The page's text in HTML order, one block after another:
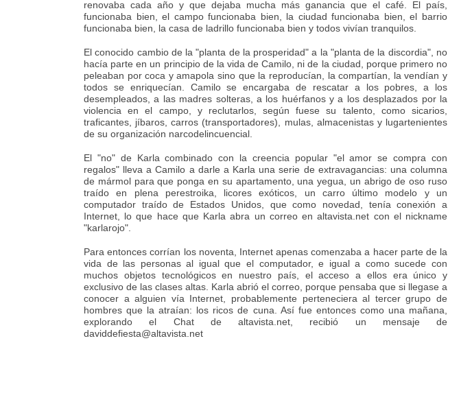
renovaba cada año y que dejaba mucha más ganancia que el café. El país,
funcionaba bien, el campo funcionaba bien, la ciudad funcionaba bien, el barrio
funcionaba bien, la casa de ladrillo funcionaba bien y todos vivían tranquilos.
El conocido cambio de la "planta de la prosperidad" a la "planta de la discordia", no
hacía parte en un principio de la vida de Camilo, ni de la ciudad, porque primero no
peleaban por coca y amapola sino que la reproducían, la compartían, la vendían y
todos se enriquecían. Camilo se encargaba de rescatar a los pobres, a los
desempleados, a las madres solteras, a los huérfanos y a los desplazados por la
violencia en el campo, y reclutarlos, según fuese su talento, como sicarios,
traficantes, jíbaros, carros (transportadores), mulas, almacenistas y lugartenientes
de su organización narcodelincuencial.
El "no" de Karla combinado con la creencia popular "el amor se compra con
regalos" lleva a Camilo a darle a Karla una serie de extravagancias: una columna
de mármol para que ponga en su apartamento, una yegua, un abrigo de oso ruso
traído en plena perestroika, licores exóticos, un carro último modelo y un
computador traído de Estados Unidos, que como novedad, tenía conexión a
Internet, lo que hace que Karla abra un correo en altavista.net con el nickname
"karlarojo".
Para entonces corrían los noventa, Internet apenas comenzaba a hacer parte de la
vida de las personas al igual que el computador, e igual a como sucede con
muchos objetos tecnológicos en nuestro país, el acceso a ellos era único y
exclusivo de las clases altas. Karla abrió el correo, porque pensaba que si llegase a
conocer a alguien vía Internet, probablemente perteneciera al tercer grupo de
hombres que la atraían: los ricos de cuna. Así fue entonces como una mañana,
explorando el Chat de altavista.net, recibió un mensaje de
daviddefiesta@altavista.net